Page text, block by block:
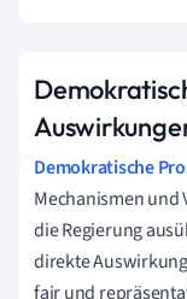
Demokratische
Mechanismen und
die Regierung
direkte
fair und